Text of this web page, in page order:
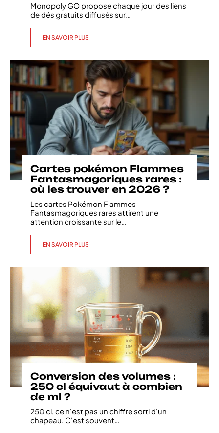
Monopoly GO propose chaque jour des liens
de dés gratuits diffusés sur
EN SAVOIR PLUS
Cartes pokémon Flammes
Fantasmagoriques rares :
où les trouver en 2026 ?
Les cartes Pokémon Flammes
Fantasmagoriques rares attirent une
attention croissante sur le…
EN SAVOIR PLUS
Conversion des volumes :
250 cl équivaut à combien
de ml ?
250 cl, ce n'est pas un chiffre sorti d'un
chapeau. C'est souvent…